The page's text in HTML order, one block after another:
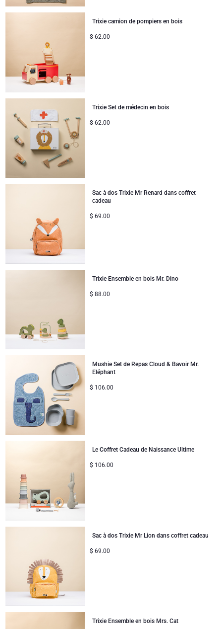
Jules Destrooper
Dom Pérignon
Lanson Champagne
Moët & Chandon
Neuhaus chocolats
Pommery Champagne
Trixie bébé & enfants
Veuve Clicquot
VIP Cadeaux
Nouvelles arrivées
Cadeaux d'affaires
Cadeaux mariage
Félicitations
Remerciements
Romance
Cadeaux pour elle
Bon rétablissement
Cadeaux de Noël
Services de Cadeaux d'Affaires
Collection d'Entreprise
Trixie camion de pompiers en bois
$ 62.00
Trixie Set de médecin en bois
$ 62.00
Sac à dos Trixie Mr Renard dans coffret
cadeau
$ 69.00
Trixie Ensemble en bois Mr. Dino
$ 88.00
Mushie Set de Repas Cloud & Bavoir Mr.
Eléphant
$ 106.00
Le Coffret Cadeau de Naissance Ultime
$ 106.00
Sac à dos Trixie Mr Lion dans coffret cadeau
$ 69.00
Trixie Ensemble en bois Mrs. Cat